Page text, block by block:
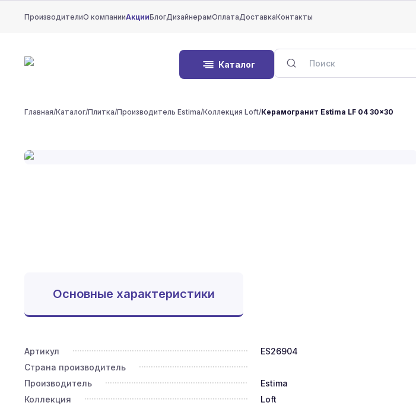
ПроизводителиО компанииАкцииБлогДизайнерамОплатаДоставкаКонтакты
Каталог
Главная/Каталог/Плитка/Производитель Estima/Коллекция Loft/Керамогранит Estima LF 04 30x30
Основные характеристики
Артикул
ES26904
Страна производитель
Производитель
Estima
Коллекция
Loft